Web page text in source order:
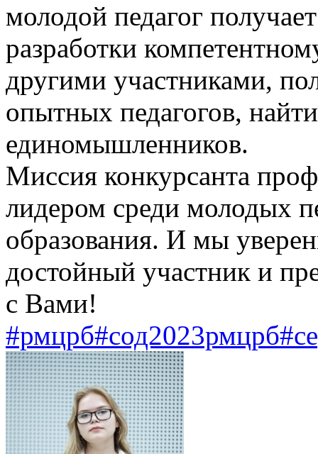
молодой педагог
разработки
другими участниками,
опытных педагогов,
единомышленников.
Миссия конкурсанта
лидером среди молодых
образования. И мы
достойный участник и
с Вами!
#рмцрб#сод2023рмцрб